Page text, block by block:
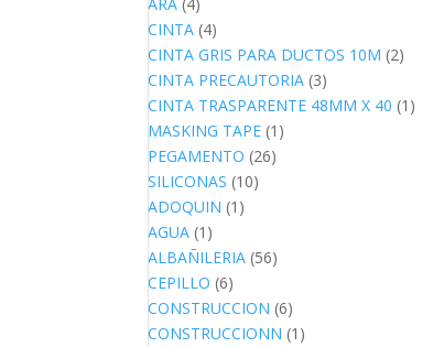
CINTA (4)
CINTA GRIS PARA DUCTOS 10M (2)
CINTA PRECAUTORIA (3)
CINTA TRASPARENTE 48MM X 40 (1)
MASKING TAPE (1)
PEGAMENTO (26)
SILICONAS (10)
ADOQUIN (1)
AGUA (1)
ALBAÑILERIA (56)
CEPILLO (6)
CONSTRUCCION (6)
CONSTRUCCIONN (1)